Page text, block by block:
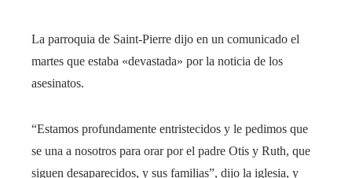
La parroquia de Saint-Pierre dijo en un comunicado el
martes que estaba «devastada» por la noticia de los
asesinatos.
“Estamos profundamente entristecidos y le pedimos que
se una a nosotros para orar por el padre Otis y Ruth, que
siguen desaparecidos, y sus familias”, dijo la iglesia, y